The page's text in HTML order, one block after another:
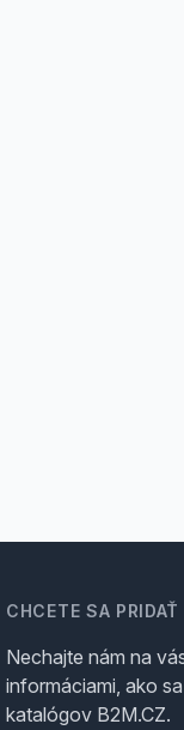
CHCETE SA
Nechajte nám na
informáciami, ako
katalógov B2M.CZ.